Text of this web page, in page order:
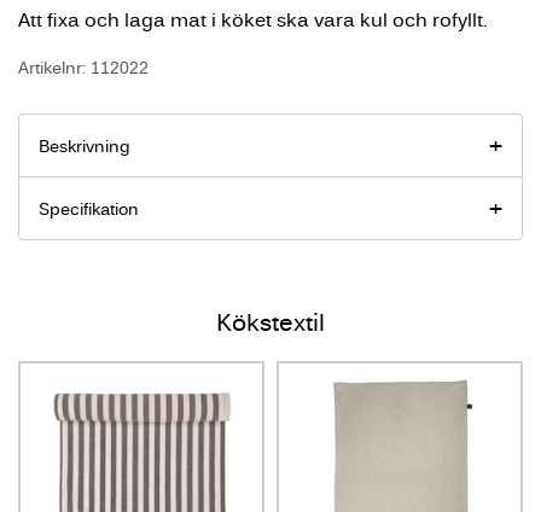
Att fixa och laga mat i köket ska vara kul och rofyllt.
Artikelnr: 112022
Beskrivning
Specifikation
Kökstextil